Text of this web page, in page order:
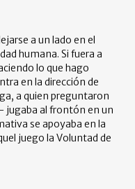
a un lado en el
humana. Si fuera a
lo que hago
en la dirección de
a quien preguntaron
jugaba al frontón en un
se apoyaba en la
juego la Voluntad de